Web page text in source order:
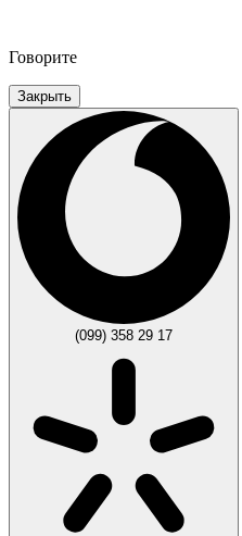
Говорите
Закрыть
(099) 358 29 17